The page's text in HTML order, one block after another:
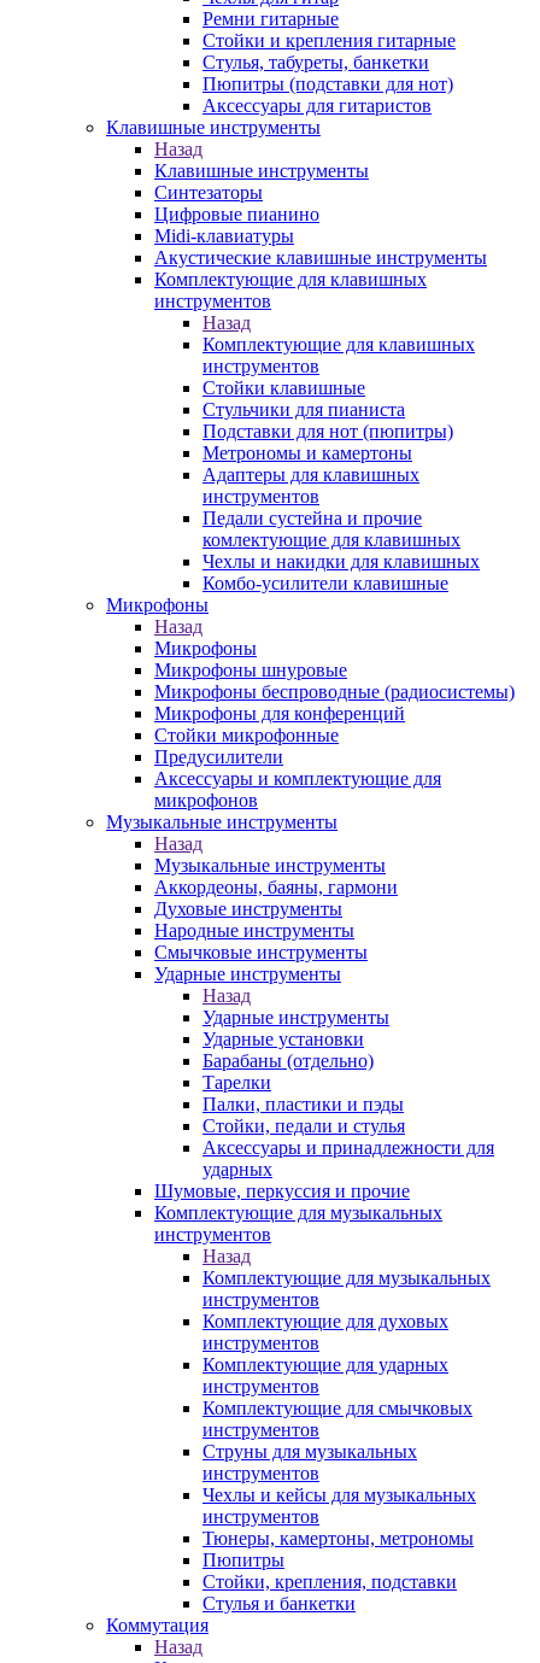
Ремни гитарные
Стойки и крепления гитарные
Стулья, табуреты, банкетки
Пюпитры (подставки для нот)
Аксессуары для гитаристов
Клавишные инструменты
Назад
Клавишные инструменты
Синтезаторы
Цифровые пианино
Midi-клавиатуры
Акустические клавишные инструменты
Комплектующие для клавишных
инструментов
Назад
Комплектующие для клавишных
инструментов
Стойки клавишные
Стульчики для пианиста
Подставки для нот (пюпитры)
Метрономы и камертоны
Адаптеры для клавишных
инструментов
Педали сустейна и прочие
комлектующие для клавишных
Чехлы и накидки для клавишных
Комбо-усилители клавишные
Микрофоны
Назад
Микрофоны
Микрофоны шнуровые
Микрофоны беспроводные (радиосистемы)
Микрофоны для конференций
Стойки микрофонные
Предусилители
Аксессуары и комплектующие для
микрофонов
Музыкальные инструменты
Назад
Музыкальные инструменты
Аккордеоны, баяны, гармони
Духовые инструменты
Народные инструменты
Смычковые инструменты
Ударные инструменты
Назад
Ударные инструменты
Ударные установки
Барабаны (отдельно)
Тарелки
Палки, пластики и пэды
Стойки, педали и стулья
Аксессуары и принадлежности для
ударных
Шумовые, перкуссия и прочие
Комплектующие для музыкальных
инструментов
Назад
Комплектующие для музыкальных
инструментов
Комплектующие для духовых
инструментов
Комплектующие для ударных
инструментов
Комплектующие для смычковых
инструментов
Струны для музыкальных
инструментов
Чехлы и кейсы для музыкальных
инструментов
Тюнеры, камертоны, метрономы
Пюпитры
Стойки, крепления, подставки
Стулья и банкетки
Коммутация
Назад